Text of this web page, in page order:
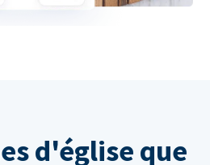
d'église que